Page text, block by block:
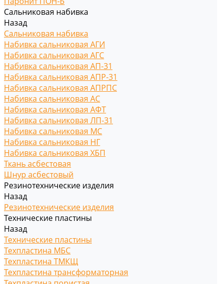
Сальниковая набивка
Назад
Сальниковая набивка
Набивка сальниковая АГИ
Набивка сальниковая АГС
Набивка сальниковая АП-31
Набивка сальниковая АПР-31
Набивка сальниковая АПРПС
Набивка сальниковая АС
Набивка сальниковая АФТ
Набивка сальниковая ЛП-31
Набивка сальниковая МС
Набивка сальниковая НГ
Набивка сальниковая ХБП
Ткань асбестовая
Шнур асбестовый
Резинотехнические изделия
Назад
Резинотехнические изделия
Технические пластины
Назад
Технические пластины
Техпластина МБС
Техпластина ТМКЩ
Техпластина трансформаторная